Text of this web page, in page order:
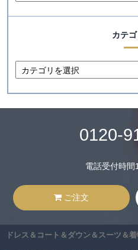
カテ
0120-
電話受付時
ご注文
ドレス＆コート＆ダウン＆スーツ＆